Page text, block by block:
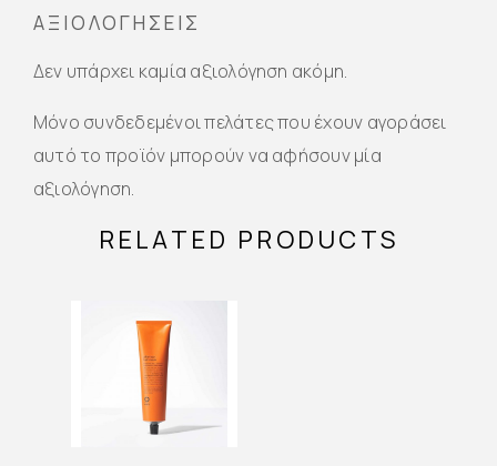
ΑΞΙΟΛΟΓΉΣΕΙΣ
Δεν υπάρχει καμία αξιολόγηση ακόμη.
Μόνο συνδεδεμένοι πελάτες που έχουν αγοράσει
αυτό το προϊόν μπορούν να αφήσουν μία
αξιολόγηση.
RELATED PRODUCTS